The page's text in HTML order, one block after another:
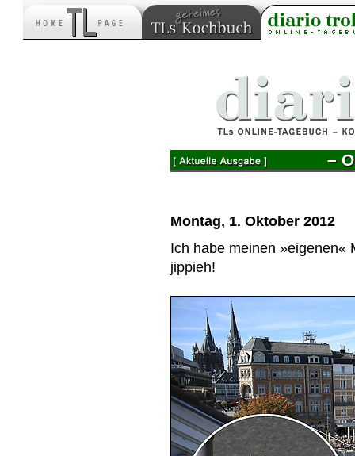
–
Montag, 1. Oktober 2012
Ich habe meinen »eigenen«
jippieh!